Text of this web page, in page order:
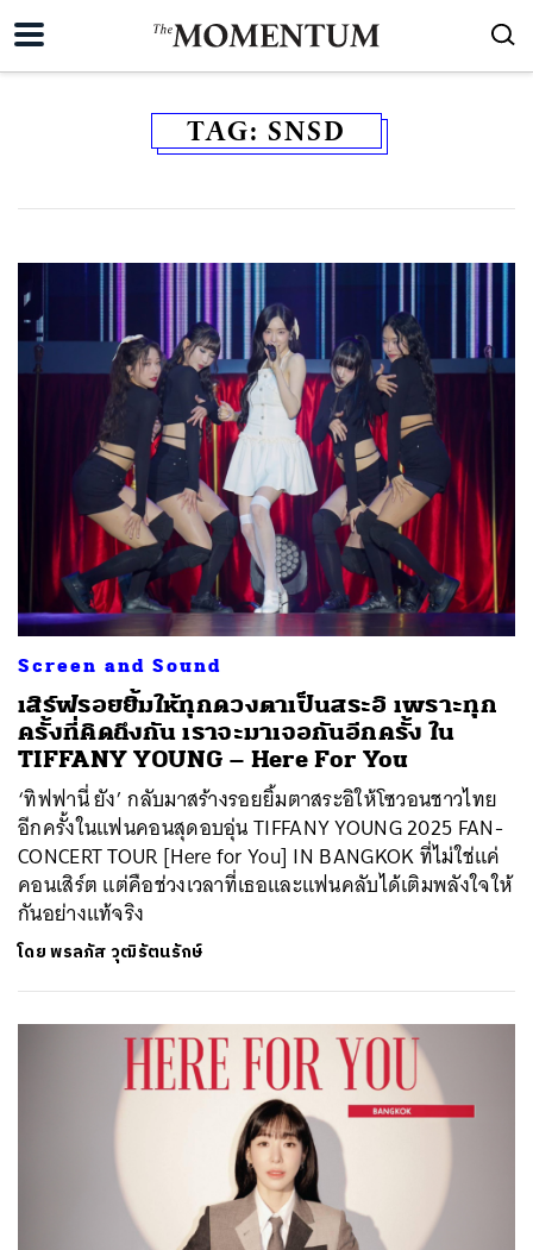
TAG: SNSD
Screen and Sound
เสิร์ฟรอยยิ้มให้ทุกดวงตาเป็นสระอิ เพราะทุก
ครั้งที่คิดถึงกัน เราจะมาเจอกันอีกครั้ง ใน
TIFFANY YOUNG – Here For You
‘ทิฟฟานี่ ยัง’ กลับมาสร้างรอยยิ้มตาสระอิให้โซวอนชาวไทย
อีกครั้งในแฟนคอนสุดอบอุ่น TIFFANY YOUNG 2025 FAN-
CONCERT TOUR [Here for You] IN BANGKOK ที่ไม่ใช่แค่
คอนเสิร์ต แต่คือช่วงเวลาที่เธอและแฟนคลับได้เติมพลังใจให้
กันอย่างแท้จริง
โดยพรลภัส วุฒิรัตนรักษ์